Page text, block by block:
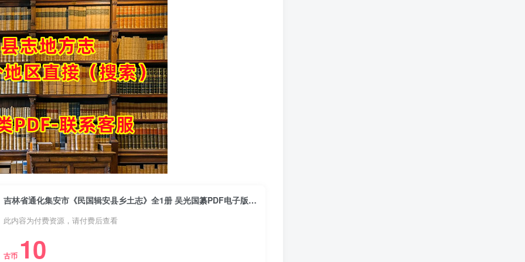
吉林省通化集安市《民国辑安县乡土志》全1册 吴光国纂PDF电子版地方志下载
此内容为付费资源，请付费后查看
古币 10